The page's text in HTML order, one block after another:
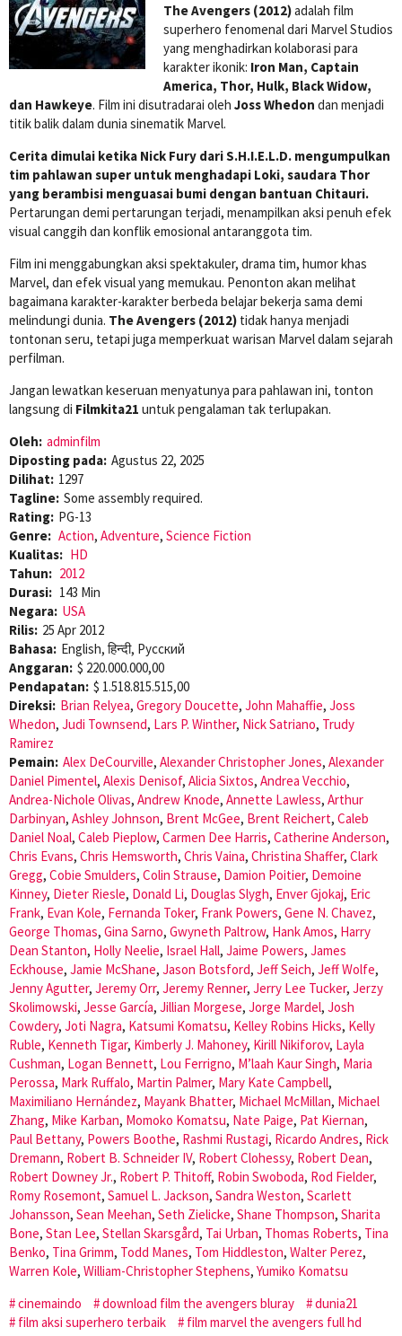
The Avengers (2012)adalah film
superhero fenomenal dari Marvel Studios
yang menghadirkan kolaborasi para
karakter ikonik: Iron Man, Captain
America, Thor, Hulk, Black Widow,
dan Hawkeye. Film ini disutradarai oleh Joss Whedon dan menjadi
titik balik dalam dunia sinematik Marvel.
Cerita dimulai ketika Nick Fury dari S.H.I.E.L.D. mengumpulkan
tim pahlawan super untuk menghadapi Loki, saudara Thor
yang berambisi menguasai bumi dengan bantuan Chitauri.
Pertarungan demi pertarungan terjadi, menampilkan aksi penuh efek
visual canggih dan konflik emosional antaranggota tim.
Film ini menggabungkan aksi spektakuler, drama tim, humor khas
Marvel, dan efek visual yang memukau. Penonton akan melihat
bagaimana karakter-karakter berbeda belajar bekerja sama demi
melindungi dunia. The Avengers (2012) tidak hanya menjadi
tontonan seru, tetapi juga memperkuat warisan Marvel dalam sejarah
perfilman.
Jangan lewatkan keseruan menyatunya para pahlawan ini, tonton
langsung di Filmkita21 untuk pengalaman tak terlupakan.
Oleh: adminfilm
Diposting pada: Agustus 22, 2025
Dilihat: 1297
Tagline: Some assembly required.
Rating: PG-13
Genre: Action, Adventure, Science Fiction
Kualitas: HD
Tahun: 2012
Durasi: 143 Min
Negara: USA
Rilis: 25 Apr 2012
Bahasa: English, हिन्दी, Pусский
Anggaran: $ 220.000.000,00
Pendapatan: $ 1.518.815.515,00
Direksi: Brian Relyea, Gregory Doucette, John Mahaffie, Joss
Whedon, Judi Townsend, Lars P. Winther, Nick Satriano, Trudy
Ramirez
Pemain: Alex DeCourville, Alexander Christopher Jones, Alexander
Daniel Pimentel, Alexis Denisof, Alicia Sixtos, Andrea Vecchio,
Andrea-Nichole Olivas, Andrew Knode, Annette Lawless, Arthur
Darbinyan, Ashley Johnson, Brent McGee, Brent Reichert, Caleb
Daniel Noal, Caleb Pieplow, Carmen Dee Harris, Catherine Anderson,
Chris Evans, Chris Hemsworth, Chris Vaina, Christina Shaffer, Clark
Gregg, Cobie Smulders, Colin Strause, Damion Poitier, Demoine
Kinney, Dieter Riesle, Donald Li, Douglas Slygh, Enver Gjokaj, Eric
Frank, Evan Kole, Fernanda Toker, Frank Powers, Gene N. Chavez,
George Thomas, Gina Sarno, Gwyneth Paltrow, Hank Amos, Harry
Dean Stanton, Holly Neelie, Israel Hall, Jaime Powers, James
Eckhouse, Jamie McShane, Jason Botsford, Jeff Seich, Jeff Wolfe,
Jenny Agutter, Jeremy Orr, Jeremy Renner, Jerry Lee Tucker, Jerzy
Skolimowski, Jesse García, Jillian Morgese, Jorge Mardel, Josh
Cowdery, Joti Nagra, Katsumi Komatsu, Kelley Robins Hicks, Kelly
Ruble, Kenneth Tigar, Kimberly J. Mahoney, Kirill Nikiforov, Layla
Cushman, Logan Bennett, Lou Ferrigno, M’laah Kaur Singh, Maria
Perossa, Mark Ruffalo, Martin Palmer, Mary Kate Campbell,
Maximiliano Hernández, Mayank Bhatter, Michael McMillan, Michael
Zhang, Mike Karban, Momoko Komatsu, Nate Paige, Pat Kiernan,
Paul Bettany, Powers Boothe, Rashmi Rustagi, Ricardo Andres, Rick
Dremann, Robert B. Schneider IV, Robert Clohessy, Robert Dean,
Robert Downey Jr., Robert P. Thitoff, Robin Swoboda, Rod Fielder,
Romy Rosemont, Samuel L. Jackson, Sandra Weston, Scarlett
Johansson, Sean Meehan, Seth Zielicke, Shane Thompson, Sharita
Bone, Stan Lee, Stellan Skarsgård, Tai Urban, Thomas Roberts, Tina
Benko, Tina Grimm, Todd Manes, Tom Hiddleston, Walter Perez,
Warren Kole, William-Christopher Stephens, Yumiko Komatsu
cinemaindo
download film the avengers bluray
dunia21
film aksi superhero terbaik
film marvel the avengers full hd